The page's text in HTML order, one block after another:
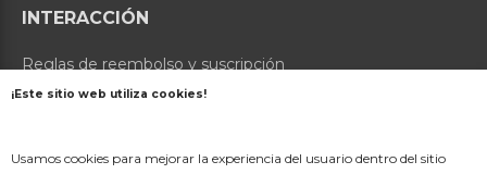
INTERACCIÓN
Reglas de reembolso y suscripción
Sobre nosotros
¡Este sitio web utiliza cookies!
Usamos cookies para mejorar la experiencia del usuario dentro del sitio